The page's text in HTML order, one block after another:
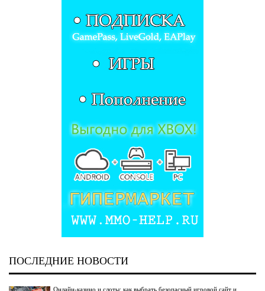
ПОСЛЕДНИЕ НОВОСТИ
Онлайн-казино и слоты: как выбрать безопасный игровой сайт и